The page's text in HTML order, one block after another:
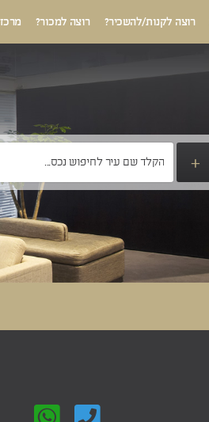
רוצה לקנות/להשכיר? רוצה למכור?
+